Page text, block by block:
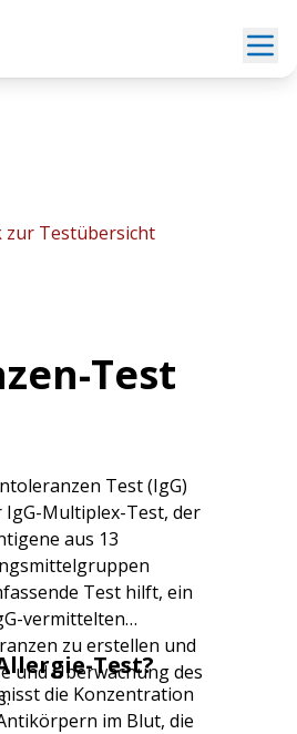
zur Testübersicht
Test
Test (IgG)
IgG-Multiplex-Test, der
aus 13
Test hilft, ein
vermittelten
zu erstellen und
und Überwachung des
Test?
die Konzentration
im Blut, die